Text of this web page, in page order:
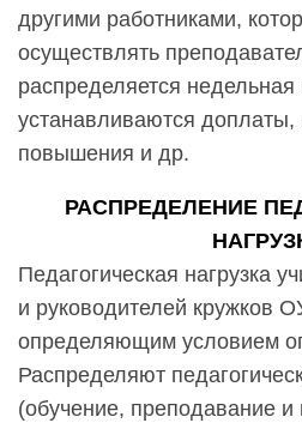
другими работниками,
осуществлять
распределяется недельная
устанавливаются доплаты,
повышения и др.
РАСПРЕДЕЛЕНИЕ
Педагогическая нагрузка
и руководителей кружков
определяющим условием
Распределяют
(обучение, преподавание и